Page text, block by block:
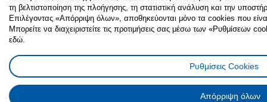
τη βελτιστοποίηση της πλοήγησης, τη στατιστική ανάλυση και την
Επιλέγοντας «Απόρριψη όλων», αποθηκεύονται μόνο τα cookies που είναι
Μπορείτε να διαχειριστείτε τις προτιμήσεις σας μέσω των «Ρυθμίσεων
εδώ.
Ρυθμίσεις Cookies
Απόρριψη όλων